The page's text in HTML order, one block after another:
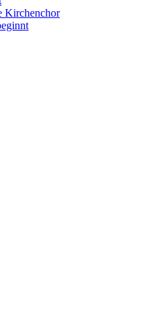
Kirchenchor